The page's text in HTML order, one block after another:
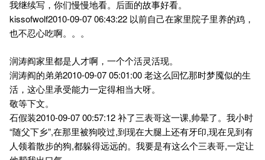
我继续写，你们慢慢地看。后面的故事好看。
kissofwolf2010-09-07 06:43:22 以前自己在家里院子里养的鸡，
也不忍心吃啊。。。
润涛阎家里都是人才啊，一个个活灵活现。
润涛阎的弟弟2010-09-07 05:01:00 老这么回忆那时梦魇似的生
活，这心里承受能力一定得相当大呀。
敬等下文。
石假装2010-09-07 00:57:12 补了三表哥这一课,帅晕了。我小时
“随父下乡”,在那里被狗咬过,到现在大腿上还有牙印,现在见到有
人领着散步的狗,都躲得远远的。我要是有这么个三表哥,一定让